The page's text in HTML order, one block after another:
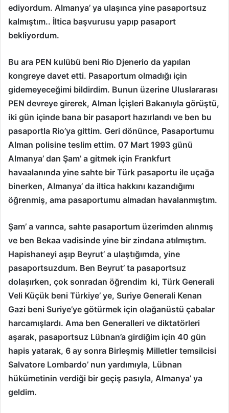
ediyordum. Almanya’ ya ulaşınca yine pasaportsuz
kalmıştım.. İltica başvurusu yapıp pasaport
bekliyordum.
Bu ara PEN kulübü beni Rio Djenerio da yapılan
kongreye davet etti. Pasaportum olmadığı için
gidemeyeceğimi bildirdim. Bunun üzerine Uluslararası
PEN devreye girerek, Alman İçişleri Bakanıyla görüştü,
iki gün içinde bana bir pasaport hazırlandı ve ben bu
pasaportla Rio’ya gittim. Geri dönünce, Pasaportumu
Alman polisine teslim ettim. 07 Mart 1993 günü
Almanya’ dan Şam’ a gitmek için Frankfurt
havaalanında yine sahte bir Türk pasaportu ile uçağa
binerken, Almanya’ da iltica hakkını kazandığımı
öğrenmiş, ama pasaportumu almadan havalanmıştım.
Şam’ a varınca, sahte pasaportum üzerimden alınmış
ve ben Bekaa vadisinde yine bir zindana atılmıştım.
Hapishaneyi aşıp Beyrut’ a ulaştığımda, yine
pasaportsuzdum. Ben Beyrut’ ta pasaportsuz
dolaşırken, çok sonradan öğrendim ki, Türk Generali
Veli Küçük beni Türkiye’ ye, Suriye Generali Kenan
Gazi beni Suriye’ye götürmek için olağanüstü çabalar
harcamışlardı. Ama ben Generalleri ve diktatörleri
aşarak, pasaportsuz Lübnan’a girdiğim için 40 gün
hapis yatarak, 6 ay sonra Birleşmiş Milletler temsilcisi
Salvatore Lombardo’ nun yardımıyla, Lübnan
hükümetinin verdiği bir geçiş pasıyla, Almanya’ ya
geldim.